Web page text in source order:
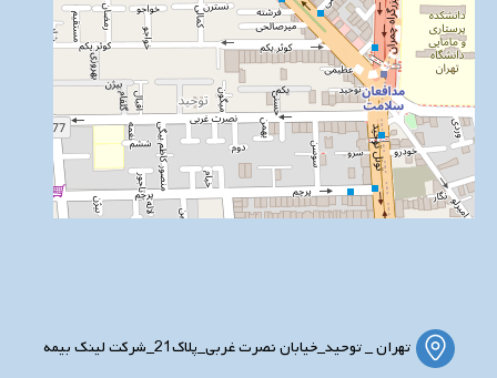
تهران _ توحید_خیابان نصرت غربی_پلاک21_شرکت لینک بیمه